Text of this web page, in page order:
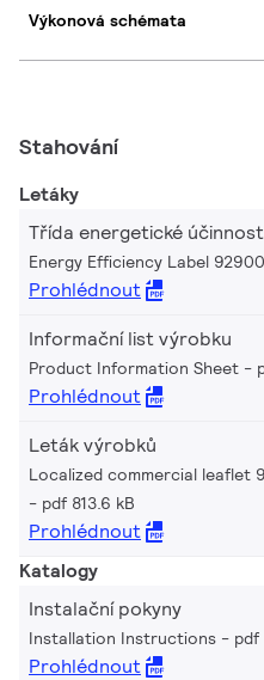
Výkonová schémata
Stahování
Letáky
Třída energetické
Energy Efficiency Label
Prohlédnout
Informační list výrobku
Product Information Sheet
Prohlédnout
Leták výrobků
Localized commercial leaflet
pdf 813.6 kB
Prohlédnout
Katalogy
Instalační pokyny
Installation Instructions pdf
Prohlédnout